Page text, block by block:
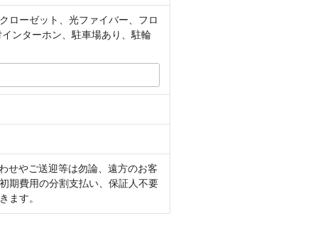
ローゼット、光ファイバー、フロ
ンターホン、駐車場あり、駐輪
せやご送迎等は勿論、遠方のお客
期費用の分割支払い、保証人不要
ます。